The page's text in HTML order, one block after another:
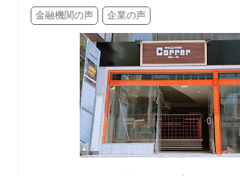
金融機関の声 企業の声